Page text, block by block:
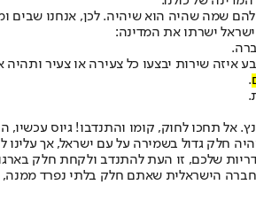
שמה שהיה הוא שיהיה. לכן, אנחנו שבים
ישרתו את המדינה:
שירות יבצעו כל צעירה או צעיר ותהיה
.
אל תחכו לחוק, קומו והתנדבו! גיוס
חלק גדול בשמירה על עם ישראל, אך עלינו
שלכם, זו העת להתנדב ולקחת חלק
הישראלית שאתם חלק בלתי נפרד